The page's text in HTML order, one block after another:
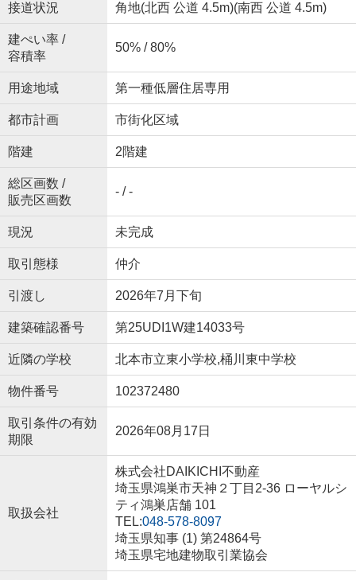
接道状況 角地(北西 公道 4.5m)(南西 公道 4.5m)
建ぺい率 /
容積率
50% / 80%
用途地域 第一種低層住居専用
都市計画 市街化区域
階建 2階建
総区画数 /
販売区画数
- / -
現況 未完成
取引態様 仲介
引渡し 2026年7月下旬
建築確認番号 第25UDI1W建14033号
近隣の学校 北本市立東小学校,桶川東中学校
物件番号 102372480
取引条件の有効
期限
2026年08月17日
取扱会社
株式会社DAIKICHI不動産
埼玉県鴻巣市天神２丁目2-36 ローヤルシ
ティ鴻巣店舗 101
TEL:048-578-8097
埼玉県知事 (1) 第24864号
埼玉県宅地建物取引業協会